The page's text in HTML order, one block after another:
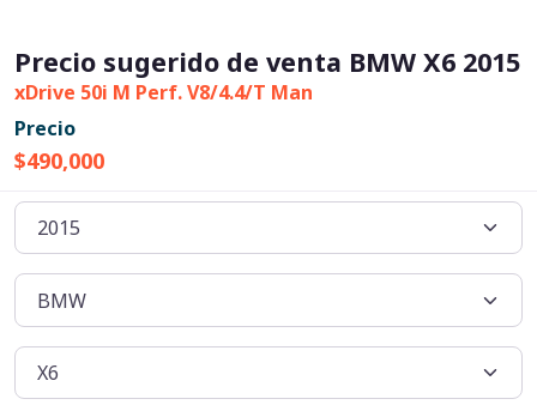
Precio sugerido de venta BMW X6 2015
xDrive 50i M Perf. V8/4.4/T Man
Precio
$490,000